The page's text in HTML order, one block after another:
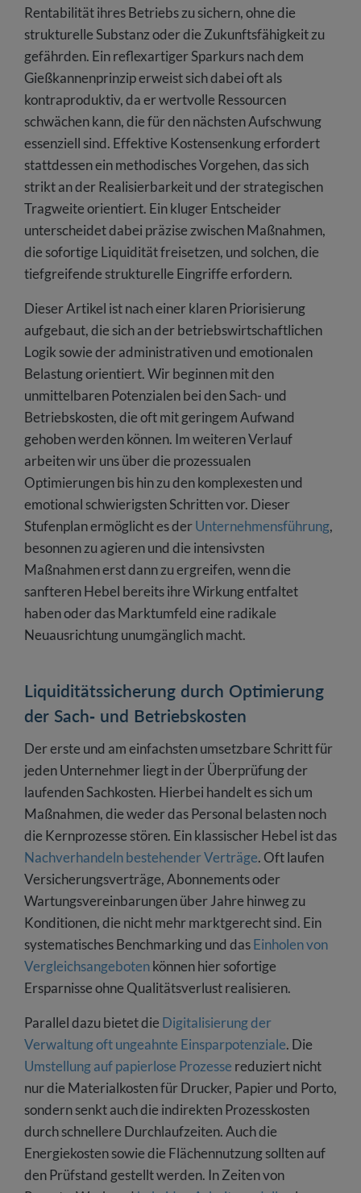
Rentabilität ihres Betriebs zu sichern, ohne die
strukturelle Substanz oder die Zukunftsfähigkeit zu
gefährden. Ein reflexartiger Sparkurs nach dem
Gießkannenprinzip erweist sich dabei oft als
kontraproduktiv, da er wertvolle Ressourcen
schwächen kann, die für den nächsten Aufschwung
essenziell sind. Effektive Kostensenkung erfordert
stattdessen ein methodisches Vorgehen, das sich
strikt an der Realisierbarkeit und der strategischen
Tragweite orientiert. Ein kluger Entscheider
unterscheidet dabei präzise zwischen Maßnahmen,
die sofortige Liquidität freisetzen, und solchen, die
tiefgreifende strukturelle Eingriffe erfordern.
Dieser Artikel ist nach einer klaren Priorisierung
aufgebaut, die sich an der betriebswirtschaftlichen
Logik sowie der administrativen und emotionalen
Belastung orientiert. Wir beginnen mit den
unmittelbaren Potenzialen bei den Sach- und
Betriebskosten, die oft mit geringem Aufwand
gehoben werden können. Im weiteren Verlauf
arbeiten wir uns über die prozessualen
Optimierungen bis hin zu den komplexesten und
emotional schwierigsten Schritten vor. Dieser
Stufenplan ermöglicht es derUnternehmensführung,
besonnen zu agieren und die intensivsten
Maßnahmen erst dann zu ergreifen, wenn die
sanfteren Hebel bereits ihre Wirkung entfaltet
haben oder das Marktumfeld eine radikale
Neuausrichtung unumgänglich macht.
Liquiditätssicherung durch Optimierung
der Sach- und Betriebskosten
Der erste und am einfachsten umsetzbare Schritt für
jeden Unternehmer liegt in der Überprüfung der
laufenden Sachkosten. Hierbei handelt es sich um
Maßnahmen, die weder das Personal belasten noch
die Kernprozesse stören. Ein klassischer Hebel ist das
Nachverhandeln bestehender Verträge. Oft laufen
Versicherungsverträge, Abonnements oder
Wartungsvereinbarungen über Jahre hinweg zu
Konditionen, die nicht mehr marktgerecht sind. Ein
systematisches Benchmarking und dasEinholen von
Vergleichsangebotenkönnen hier sofortige
Ersparnisse ohne Qualitätsverlust realisieren.
Parallel dazu bietet die Digitalisierung der
Verwaltung oft ungeahnte Einsparpotenziale. Die
Umstellung auf papierlose Prozesse reduziert nicht
nur die Materialkosten für Drucker, Papier und Porto,
sondern senkt auch die indirekten Prozesskosten
durch schnellere Durchlaufzeiten. Auch die
Energiekosten sowie die Flächennutzung sollten auf
den Prüfstand gestellt werden. In Zeiten von